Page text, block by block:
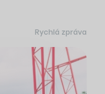
Rychlá zpráva